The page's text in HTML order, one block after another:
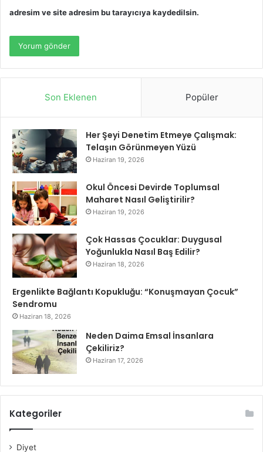
adresim ve site adresim bu tarayıcıya kaydedilsin.
Son Eklenen Popüler
Her Şeyi Denetim Etmeye Çalışmak:
Telaşın Görünmeyen Yüzü
Haziran 19, 2026
Okul Öncesi Devirde Toplumsal
Maharet Nasıl Geliştirilir?
Haziran 19, 2026
Çok Hassas Çocuklar: Duygusal
Yoğunlukla Nasıl Baş Edilir?
Haziran 18, 2026
Ergenlikte Bağlantı Kopukluğu: “Konuşmayan Çocuk”
Sendromu
Haziran 18, 2026
Neden Daima Emsal İnsanlara
Çekiliriz?
Haziran 17, 2026
Kategoriler
Diyet